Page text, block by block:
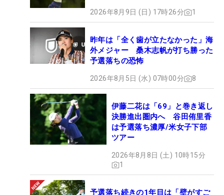
2026年8月9日 (日) 17時26分 1
昨年は「全く歯が立たなかった」海
外メジャー 桑木志帆が打ち勝った
予選落ちの恐怖
2026年8月5日 (水) 07時00分 8
伊藤二花は「69」と巻き返し
決勝進出圏内へ 谷田侑里香
は予選落ち濃厚/米女子下部
ツアー
2026年8月8日 (土) 10時15分
1
予選落ち続きの1年目は「壁がすご